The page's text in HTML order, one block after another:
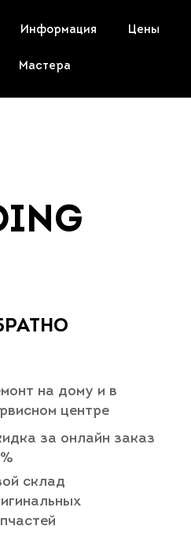
Информация Цены
Мастера
на дому и в
центре
за онлайн заказ
склад